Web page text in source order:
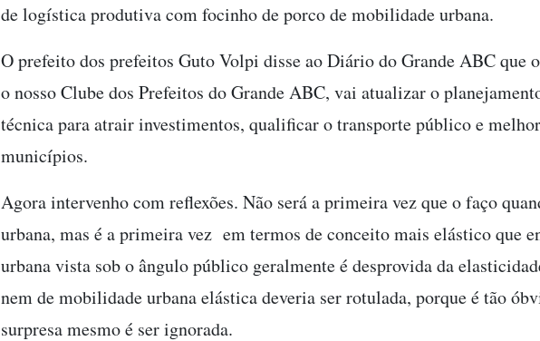
de logística produtiva com focinho de porco de mobilidade urbana.
O prefeito dos prefeitos Guto Volpi disse ao Diário do Grande ABC que
o nosso Clube dos Prefeitos do Grande ABC, vai atualizar o
técnica para atrair investimentos, qualificar o transporte público e
municípios.
Agora intervenho com reflexões. Não será a primeira vez que o faço
urbana, mas é a primeira vez em termos de conceito mais elástico que
urbana vista sob o ângulo público geralmente é desprovida da
nem de mobilidade urbana elástica deveria ser rotulada, porque é tão
surpresa mesmo é ser ignorada.